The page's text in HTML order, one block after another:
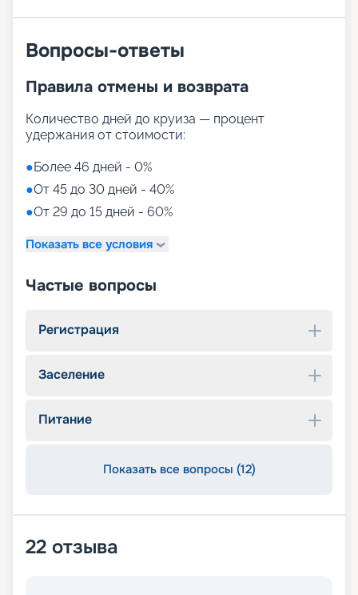
Вопросы-ответы
Правила отмены и возврата
Количество дней до круиза — процент
удержания от стоимости:
●Более 46 дней - 0%
●От 45 до 30 дней - 40%
●От 29 до 15 дней - 60%
Показать все условия
Частые вопросы
Регистрация
Заселение
Питание
Показать все вопросы (12)
22 отзыва